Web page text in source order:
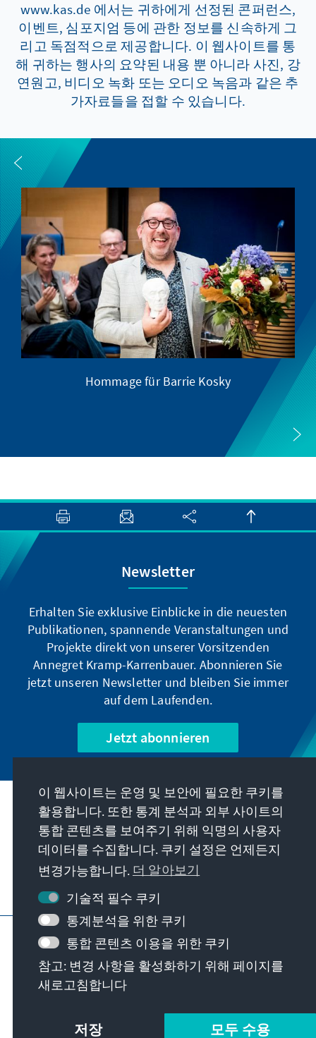
www.kas.de 에서는 귀하에게 선정된 콘퍼런스,
이벤트, 심포지엄 등에 관한 정보를 신속하게 그
리고 독점적으로 제공합니다. 이 웹사이트를 통
해 귀하는 행사의 요약된 내용 뿐 아니라 사진, 강
연원고, 비디오 녹화 또는 오디오 녹음과 같은 추
가자료들을 접할 수 있습니다.
Hommage für Barrie Kosky
Newsletter
Erhalten Sie exklusive Einblicke in die neuesten
Publikationen, spannende Veranstaltungen und
Projekte direkt von unserer Vorsitzenden
Annegret Kramp-Karrenbauer. Abonnieren Sie
jetzt unseren Newsletter und bleiben Sie immer
auf dem Laufenden.
Jetzt abonnieren
우리의 과제
연락처
재단에서 제공하는 제안 더 보기
요목 개인 정보 보호
Erklärung zur Barrierefreiheit
Barriere melden
사이트 맵
© Konrad-Adenauer-Stiftung e.V. 2026
이 웹사이트는 운영 및 보안에 필요한 쿠키를
활용합니다. 또한 통계 분석과 외부 사이트의
통합 콘텐츠를 보여주기 위해 익명의 사용자
데이터를 수집합니다. 쿠키 설정은 언제든지
변경가능합니다. 더 알아보기
기술적 필수 쿠키
통계분석을 위한 쿠키
통합 콘텐츠 이용을 위한 쿠키
참고: 변경 사항을 활성화하기 위해 페이지를
새로고침합니다
저장 모두 수용